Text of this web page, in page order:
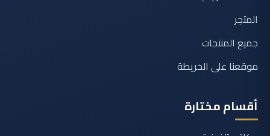
المتجر
جميع المنتجات
موقعنا على الخريطة
أقسام مختارة